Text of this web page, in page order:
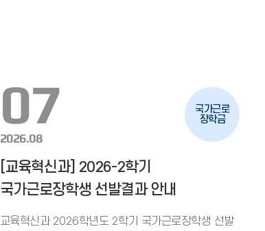
국가근로
장학금
07
2026.08
[교육혁신과] 2026-2학기
국가근로장학생 선발결과 안내
교육혁신과 2026학년도 2학기 국가근로장학생 선발